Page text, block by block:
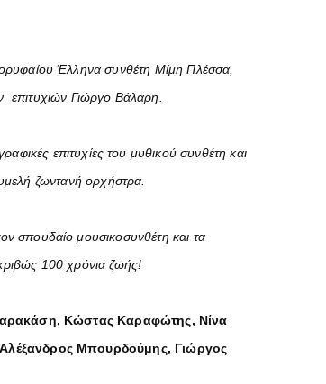
Έλληνα συνθέτη Μίμη Πλέσσα,
επιτυχιών Γιώργο Βάλαρη.
επιτυχίες του μυθικού συνθέτη και
ζωντανή ορχήστρα.
σπουδαίο μουσικοσυνθέτη και τα
100 χρόνια ζωής!
Κώστας Καραφώτης, Νίνα
Μπουρδούμης, Γιώργος